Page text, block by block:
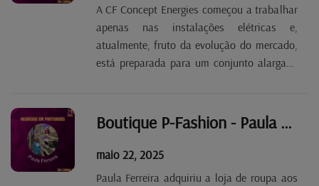
A CF Concept Energies começou a trabalhar
apenas nas instalações elétricas e,
atualmente, fruto da evolução do mercado,
está preparada para um conjunto alargado
painéis fotovoltaicos, sistemas de
segurança e...
Boutique P-Fashion - Paula Ferreira Tp. 2 Ep. 72
maio 22, 2025
Paula Ferreira adquiriu a loja de roupa aos